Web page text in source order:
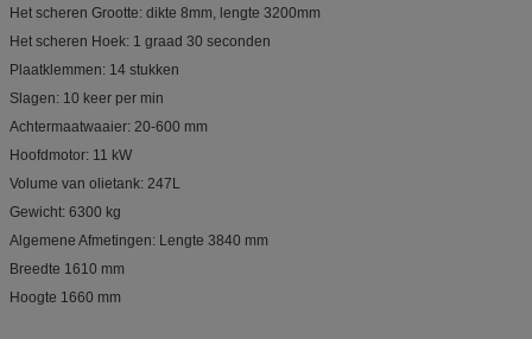
Het scheren Grootte: dikte 8mm, lengte 3200mm
Het scheren Hoek: 1 graad 30 seconden
Plaatklemmen: 14 stukken
Slagen: 10 keer per min
Achtermaatwaaier: 20-600 mm
Hoofdmotor: 11 kW
Volume van olietank: 247L
Gewicht: 6300 kg
Algemene Afmetingen: Lengte 3840 mm
Breedte 1610 mm
Hoogte 1660 mm